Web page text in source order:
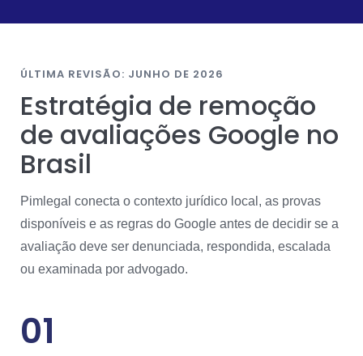
ÚLTIMA REVISÃO: JUNHO DE 2026
Estratégia de remoção
de avaliações Google no
Brasil
Pimlegal conecta o contexto jurídico local, as provas
disponíveis e as regras do Google antes de decidir se a
avaliação deve ser denunciada, respondida, escalada
ou examinada por advogado.
01